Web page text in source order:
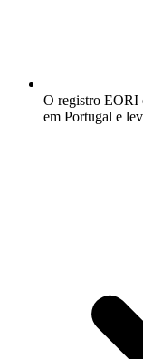
O registro EORI
em Portugal e